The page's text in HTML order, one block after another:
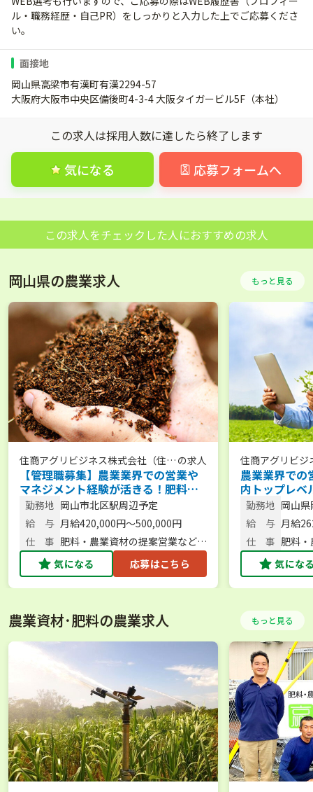
ル・職務経歴・自己PR）をしっかりと入力した上でご応募くださ
い。
面接地
岡山県高梁市有漢町有漢2294-57
大阪府大阪市中央区備後町4-3-4 大阪タイガービル5F（本社）
この求人は採用人数に達したら終了します
気になる 応募フォームへ
この求人をチェックした人におすすめの求人
岡山県の農業求人 もっと見る
住商アグリビジネス株式会社（住友
商事グループ）
の求人
【管理職募集】農業業界での営業や
マネジメント経験が活きる！肥料製
造販売会社で提案営業（岡山・岡山
市）
勤務地 岡山市北区駅周辺予定
給 与 月給420,000円～500,000円
仕 事 肥料・農業資材の提案営業など／
担当範囲は西日本から四国
気になる 応募はこちら
住商アグリビジ
商事グループ）
農業業界での
内トップレベ
で提案営業
者募集／制度
勤務地 岡山
給 与 月給
仕 事 肥料
担当
気にな
農業資材･肥料の農業求人 もっと見る